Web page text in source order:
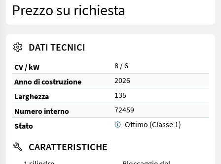
Prezzo su richiesta
DATI TECNICI
CV / kW
8 / 6
Anno di costruzione
2026
Larghezza
135
Numero interno
72459
Stato
Ottimo (Classe 1)
CARATTERISTICHE